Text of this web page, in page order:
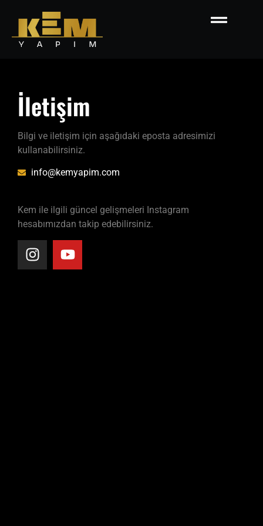
İletişim
Bilgi ve iletişim için aşağıdaki eposta adresimizi
kullanabilirsiniz.
info@kemyapim.com
Kem ile ilgili güncel gelişmeleri Instagram
hesabımızdan takip edebilirsiniz.